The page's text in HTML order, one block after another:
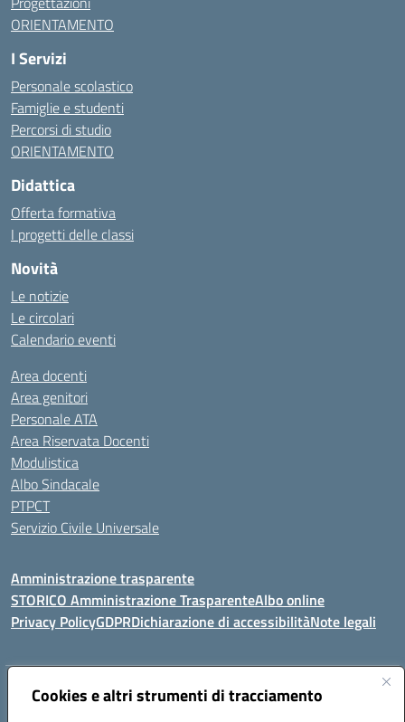
Cookies e altri strumenti di tracciamento
ORIENTAMENTO
I Servizi
Personale scolastico
Famiglie e studenti
Percorsi di studio
ORIENTAMENTO
Didattica
Offerta formativa
I progetti delle classi
Novità
Le notizie
Le circolari
Calendario eventi
Area docenti
Area genitori
Personale ATA
Area Riservata Docenti
Modulistica
Albo Sindacale
PTPCT
Servizio Civile Universale
Amministrazione trasparente
STORICO Amministrazione TrasparenteAlbo online
Privacy PolicyGDPRDichiarazione di accessibilitàNote legali
Indirizzo:Piazza S. G. Bosco, 1 95014 Giarre (CT)